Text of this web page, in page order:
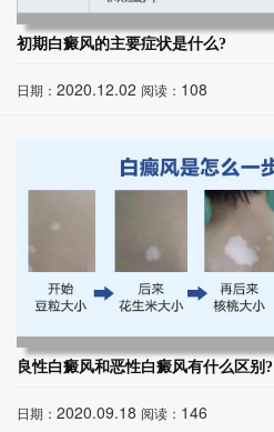
初期白癜风的主要症状是什么?
日期： 2020.12.02 阅读： 108
良性白癜风和恶性白癜风有什么区别?
日期： 2020.09.18 阅读： 146